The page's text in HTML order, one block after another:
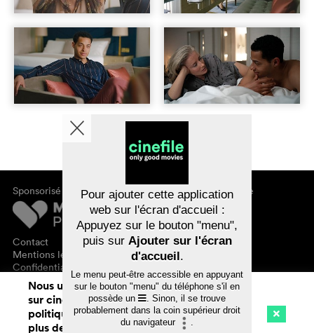
Sponsorisé par
Contact
Mentions légales
Confidentialité des données
À propos de cinefile
S'inscrire/s'abonner
Newsletter
FAQ
Bons-cadeaux
Nous utilisons des cookies. En naviguant
sur cinefile.ch, vous acceptez notre
politique d'utilisation des cookies. Pour
plus de détails, voir notredéclaration de
Pour ajouter cette application
web sur l'écran d'accueil :
Appuyez sur le bouton "menu",
puis sur Ajouter sur l'écran
d'accueil.
Le menu peut-être accessible en appuyant
sur le bouton "menu" du téléphone s'il en
possède un
. Sinon, il se trouve
probablement dans la coin supérieur droit
du navigateur
.